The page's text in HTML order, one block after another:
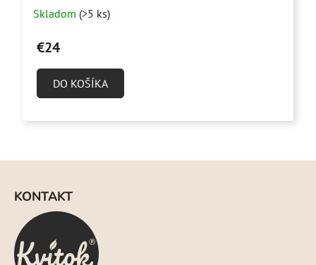
hodnotenie
produktu
z
Skladom (>5 ks)
€24
DO KOŠÍKA
KONTAKT